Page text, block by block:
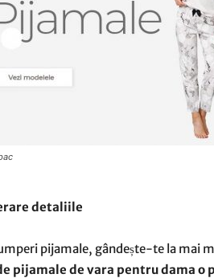
detaliile
pijamale, gândește-te la mai
pijamale de vara pentru dama o